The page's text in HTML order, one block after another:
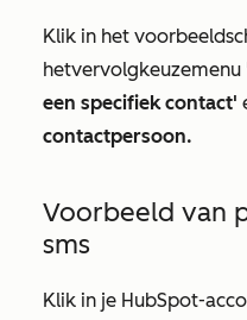
Klik in het
hetvervolgkeuzemenu
een specifiek contact'
contactpersoon.
Voorbeeld van
sms
Klik in je HubSpot-